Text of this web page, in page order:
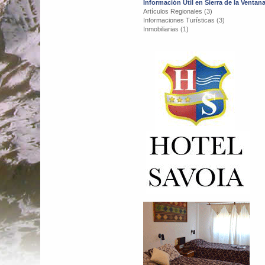
Información Útil en Sierra de la Ventana
Artículos Regionales (3)
Informaciones Turísticas (3)
Inmobiliarias (1)